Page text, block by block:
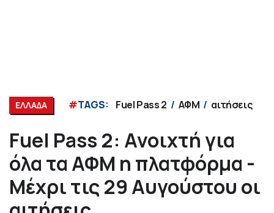
ΕΛΛΑΔΑ #TAGS: Fuel Pass 2 ΑΦΜ αιτήσεις
Fuel Pass 2: Ανοιχτή για
όλα τα ΑΦΜ η πλατφόρμα -
Μέχρι τις 29 Αυγούστου οι